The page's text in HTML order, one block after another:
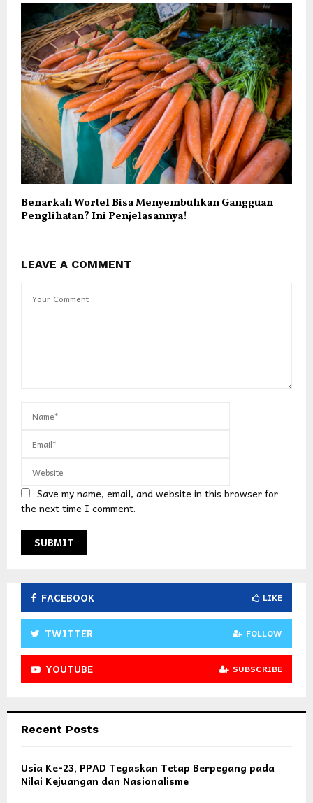
Benarkah Wortel Bisa Menyembuhkan Gangguan
Penglihatan? Ini Penjelasannya!
LEAVE A COMMENT
Save my name, email, and website in this browser for
the next time I comment.
FACEBOOK LIKE
TWITTER FOLLOW
YOUTUBE SUBSCRIBE
Recent Posts
Usia Ke-23, PPAD Tegaskan Tetap Berpegang pada
Nilai Kejuangan dan Nasionalisme